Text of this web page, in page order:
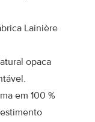
Lainière
opaca
em 100 %